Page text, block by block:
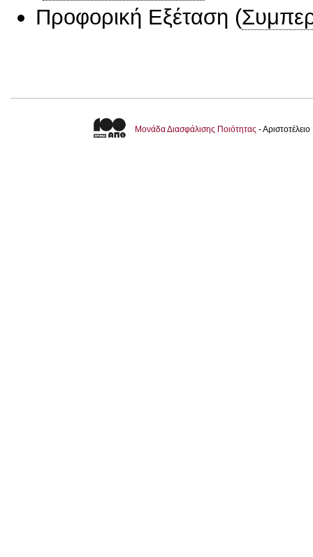
Προφορική Εξέταση (
Μονάδα Διασφάλισης Ποιότητας -